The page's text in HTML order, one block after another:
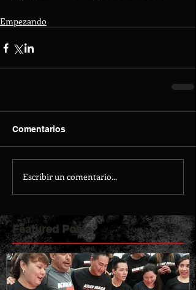
Empezando
Comentarios
Escribir un comentario...
Featured Posts